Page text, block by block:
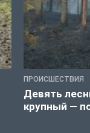
ПРОИСШЕСТВИЯ
Девять
крупный —